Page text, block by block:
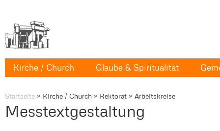
Kirche / Church Glaube & Spiritualität
Startseite » Kirche / Church » Rektorat » Arbeitskreise
Messtextgestaltung